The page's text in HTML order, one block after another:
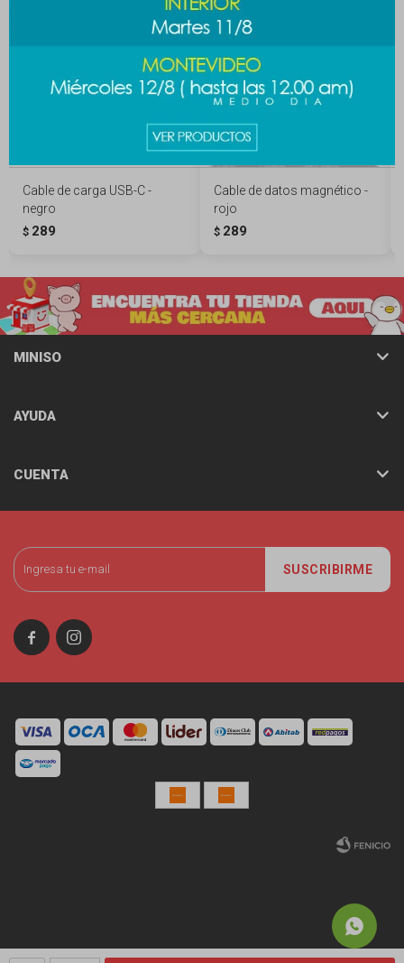
Cable de carga USB-C -
negro
$ 289
Cable de datos magnético -
rojo
$ 289
SUSCRIBIRME
 
MINISO
AYUDA
CUENTA